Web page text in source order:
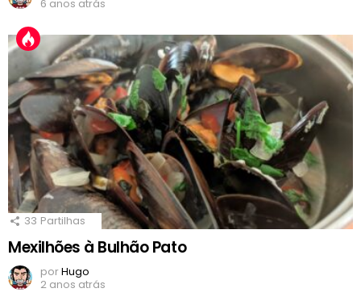
6 anos atrás
33 Partilhas
Mexilhões à Bulhão Pato
porHugo
2 anos atrás